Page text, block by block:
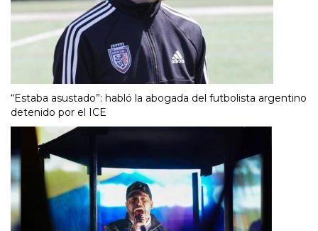
“Estaba asustado”: habló la abogada del futbolista argentino
detenido por el ICE